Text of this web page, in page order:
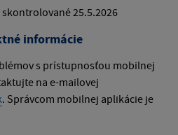
25.5.2026
informácie
s prístupnosťou mobilnej
na e-mailovej
. Správcom mobilnej aplikácie je